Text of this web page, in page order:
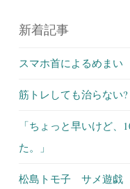
新着記事
スマホ首によるめまい
筋トレしても治らない
「ちょっと早いけど
た。」
松島トモ子 サメ遊戯